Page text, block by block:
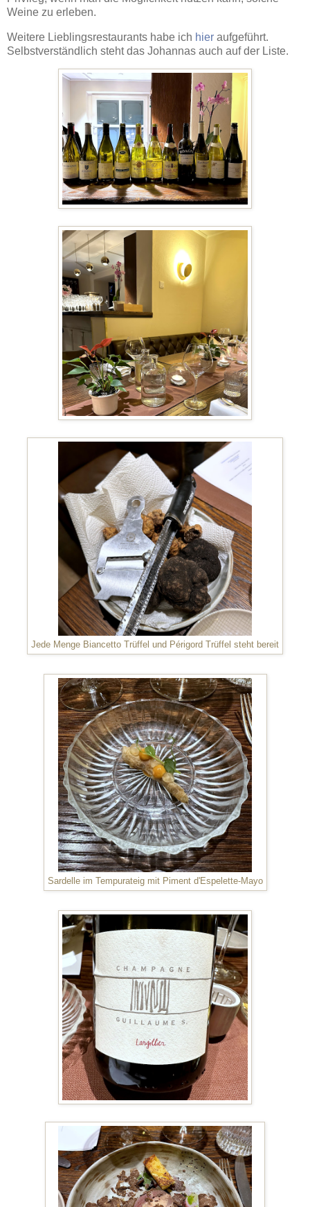
Weine zu erleben.
Weitere Lieblingsrestaurants habe ich hier aufgeführt.
Selbstverständlich steht das Johannas auch auf der Liste.
Jede Menge Biancetto Trüffel und Périgord Trüffel steht bereit
Sardelle im Tempurateig mit Piment d'Espelette-Mayo